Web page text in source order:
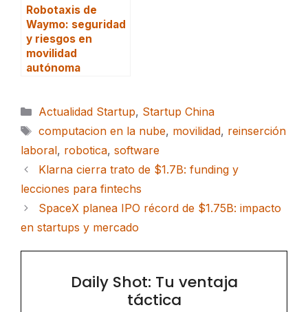
Robotaxis de
Waymo: seguridad
y riesgos en
movilidad
autónoma
Categorías
Actualidad Startup, Startup China
Etiquetas
computacion en la nube, movilidad, reinserción
laboral, robotica, software
Klarna cierra trato de $1.7B: funding y
lecciones para fintechs
SpaceX planea IPO récord de $1.75B: impacto
en startups y mercado
Daily Shot: Tu ventaja
táctica